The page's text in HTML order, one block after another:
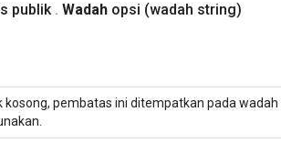
publik . Wadah opsi (wadah string)
kosong, pembatas ini ditempatkan pada